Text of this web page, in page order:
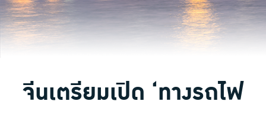
จีนเตรียมเปิด ‘ทางรถไฟ